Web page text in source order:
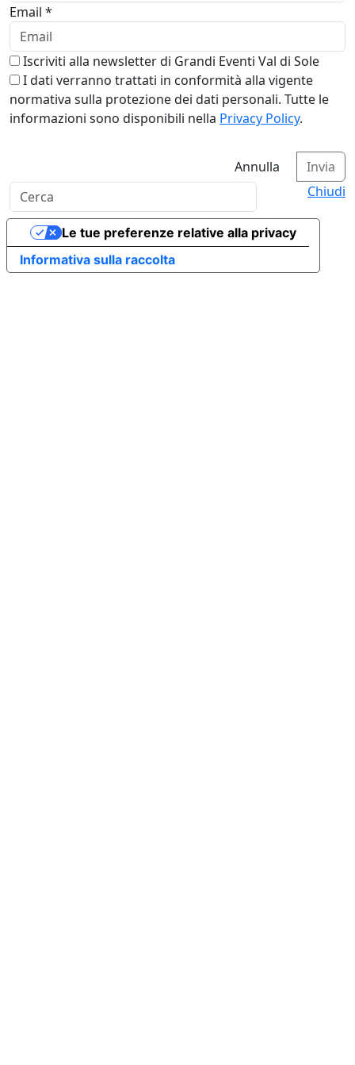
Email *
Iscriviti alla newsletter di Grandi Eventi Val di Sole
I dati verranno trattati in conformità alla vigente
normativa sulla protezione dei dati personali. Tutte le
informazioni sono disponibili nella Privacy Policy.
Annulla
Invia
Chiudi
Informativa sulla raccolta
Le tue preferenze relative alla privacy